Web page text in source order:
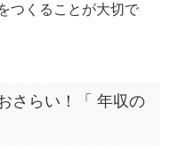
つくることが大切で
さらい！「 年収の